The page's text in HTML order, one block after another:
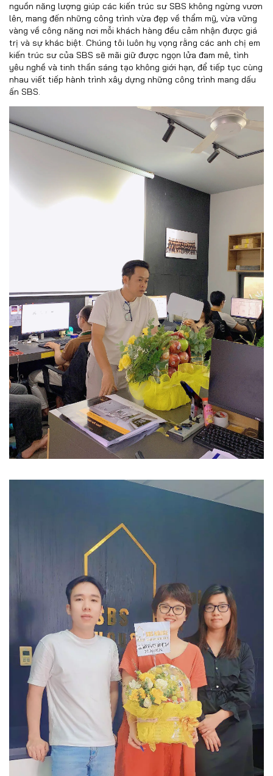
nguồn năng lượng giúp các kiến trúc sư SBS không ngừng vươn
lên, mang đến những công trình vừa đẹp về thẩm mỹ, vừa vững
vàng về công năng nơi mỗi khách hàng đều cảm nhận được giá
trị và sự khác biệt. Chúng tôi luôn hy vọng rằng các anh chị em
kiến trúc sư của SBS sẽ mãi giữ được ngọn lửa đam mê, tình
yêu nghề và tinh thần sáng tạo không giới hạn, để tiếp tục cùng
nhau viết tiếp hành trình xây dựng những công trình mang dấu
ấn SBS.